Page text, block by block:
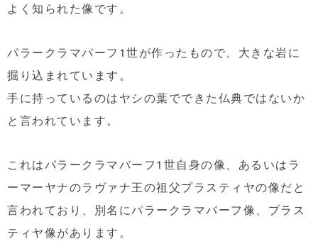
よく知られた像です。
パラークラマバーフ1世が作ったもので、大きな岩に
掘り込まれています。
手に持っているのはヤシの葉でできた仏典ではないか
と言われています。
これはパラークラマバーフ1世自身の像、あるいはラ
ーマーヤナのラヴァナ王の祖父プラスティヤの像だと
言われており、別名にパラークラマバーフ像、プラス
ティヤ像があります。